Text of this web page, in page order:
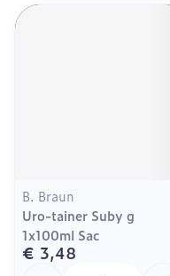
B. Braun
Uro-tainer Suby g
1x100ml Sac
€ 3,48